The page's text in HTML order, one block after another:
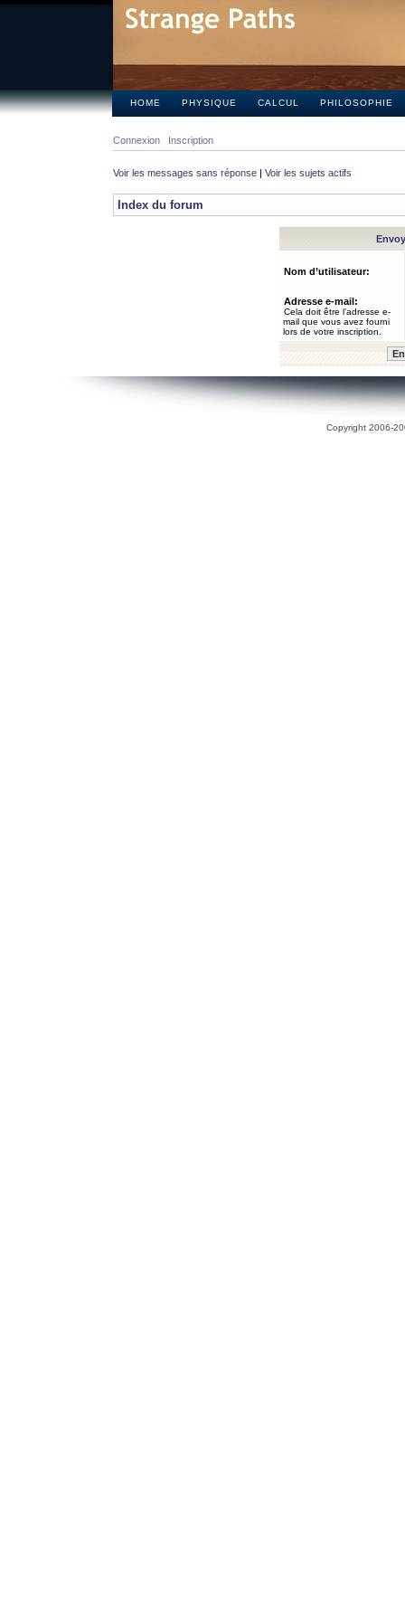
HOME PHYSIQUE CALCUL PHILOSOPHIE
Connexion Inscription
Voir les messages sans réponse | Voir les sujets actifs
Index du forum
Nom d’utilisateur:
Adresse e-mail:
Cela doit être l’adresse e-
mail que vous avez fourni
lors de votre inscription.
Copyright 2006-